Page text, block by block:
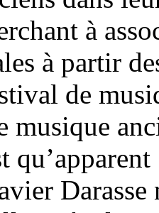
à
à partir
de
musique
Darasse